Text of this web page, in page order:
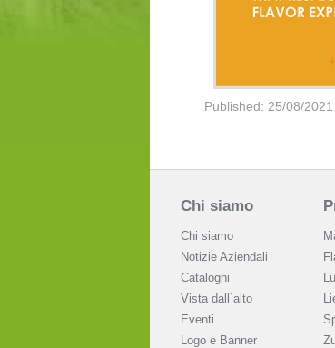
Published: 25/08/2021
Chi siamo
Chi siamo
Notizie Aziendali
Cataloghi
Vista dall`alto
Eventi
Logo e Banner